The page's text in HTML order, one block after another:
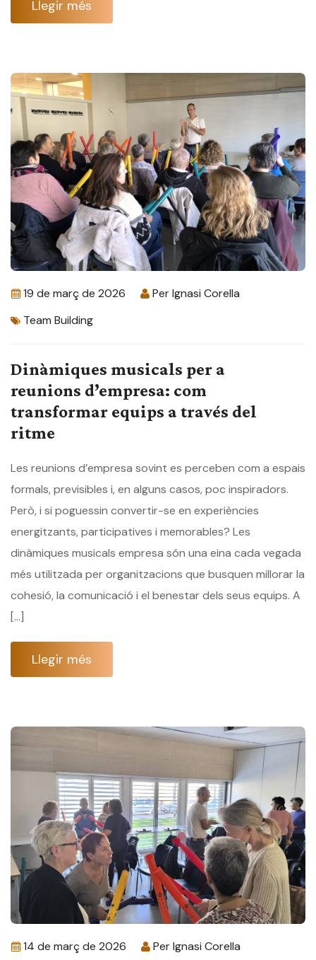
Llegir més
19 de març de 2026 PerIgnasi Corella
Team Building
Dinàmiques musicals per a
reunions d’empresa: com
transformar equips a través del
ritme
Les reunions d’empresa sovint es perceben com a espais
formals, previsibles i, en alguns casos, poc inspiradors.
Però, i si poguessin convertir-se en experiències
energitzants, participatives i memorables? Les
dinàmiques musicals empresa són una eina cada vegada
més utilitzada per organitzacions que busquen millorar la
cohesió, la comunicació i el benestar dels seus equips. A
[…]
Llegir més
14 de març de 2026 PerIgnasi Corella